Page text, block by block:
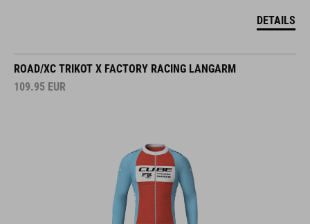
DETAILS
ROAD/XC TRIKOT X FACTORY RACING LANGARM
109.95 EUR